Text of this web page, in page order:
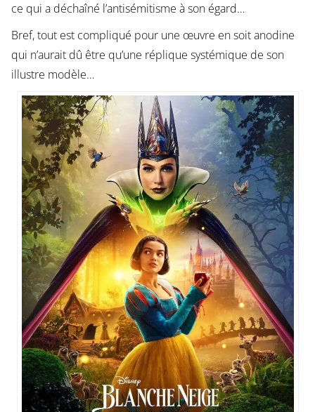
ce qui a déchaîné l’antisémitisme à son égard…
Bref, tout est compliqué pour une œuvre en soit anodine
qui n’aurait dû être qu’une réplique systémique de son
illustre modèle…